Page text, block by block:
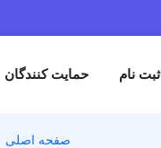
ثبت نام حمایت کنندگان
صفحه اصلی